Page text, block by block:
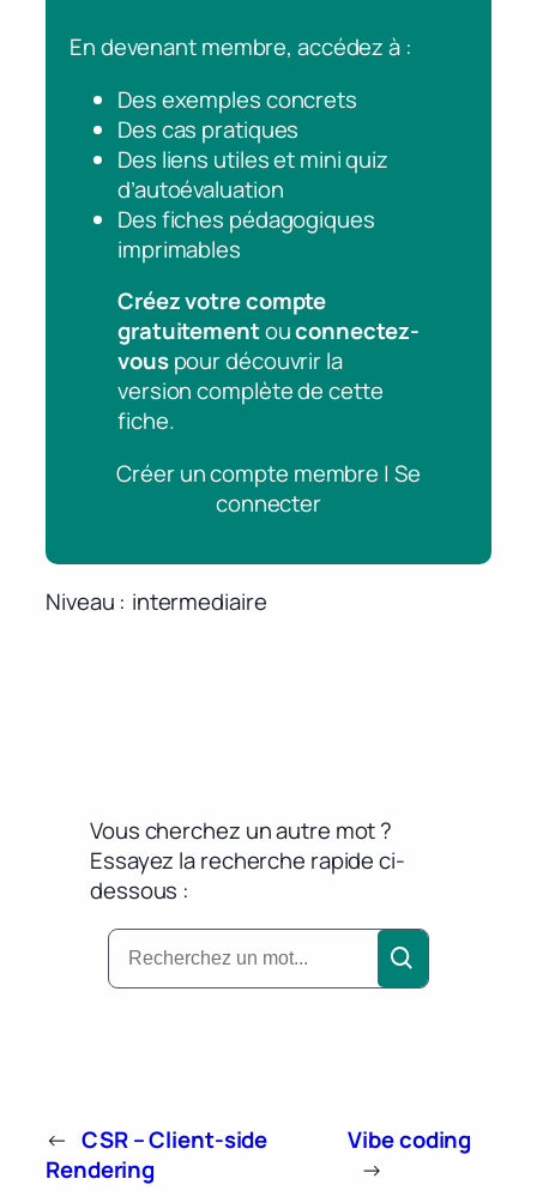
En devenant membre, accédez à :
Des exemples concrets
Des cas pratiques
Des liens utiles et mini quiz
d’autoévaluation
Des fiches pédagogiques
imprimables
Créez votre compte
gratuitementouconnectez-
vouspour découvrir la
version complète de cette
fiche.
Créer un compte membre | Se
connecter
Niveau intermediaire
Vous cherchez un autre mot ?
Essayez la recherche rapide ci-
dessous :
← CSR – Client-side
Rendering
Vibe coding
→